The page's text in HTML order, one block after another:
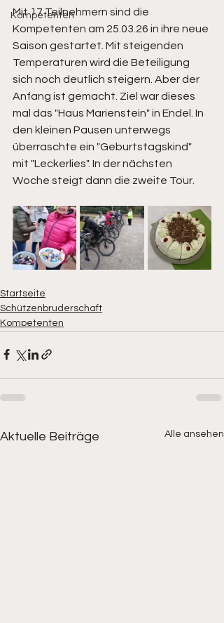
Kompetenten
Mit 17 Teilnehmern sind die
Kompetenten am 25.03.26 in ihre neue
Saison gestartet. Mit steigenden
Temperaturen wird die Beteiligung
sich noch deutlich steigern. Aber der
Anfang ist gemacht. Ziel war dieses
mal das "Haus Marienstein" in Endel. In
den kleinen Pausen unterwegs
überraschte ein "Geburtstagskind"
mit "Leckerlies". In der nächsten
Woche steigt dann die zweite Tour.
Startseite
Schützenbruderschaft
Kompetenten
Aktuelle Beiträge Alle ansehen